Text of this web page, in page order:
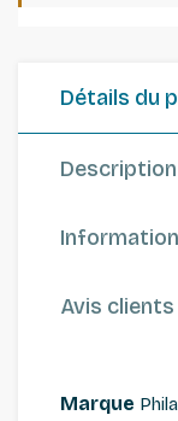
Détails du
Description
Avis clients
Marque